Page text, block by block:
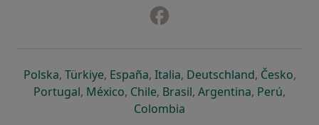
Polskaotwiera się w nowej karcie
, Türkiyeotwiera się w nowej karcie
, Españaotwiera się w nowej karcie
, Italiaotwiera się w nowej
, Deutschlandotwiera się
, Česko,
Portugalotwiera się w nowej karcie
, Méxicootwiera się w nowej karcie
, Chileotwiera się w nowej karcie
, Brasilotwiera się w nowej
, Argentinaotwiera się
, Perú,
Colombia